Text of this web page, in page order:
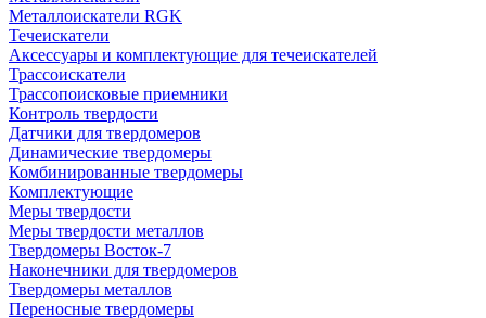
Металлоискатели RGK
Течеискатели
Аксессуары и комплектующие для течеискателей
Трассоискатели
Трассопоисковые приемники
Контроль твердости
Датчики для твердомеров
Динамические твердомеры
Комбинированные твердомеры
Комплектующие
Меры твердости
Меры твердости металлов
Твердомеры Восток-7
Наконечники для твердомеров
Твердомеры металлов
Переносные твердомеры